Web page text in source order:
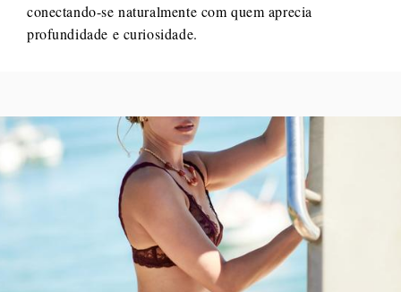
conectando-se naturalmente com quem aprecia
profundidade e curiosidade.